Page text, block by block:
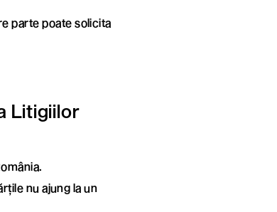
parte poate solicita
Litigiilor
nu ajung la un